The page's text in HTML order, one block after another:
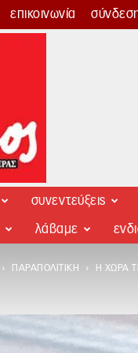
επικοινωνία
συνεντεύξεις
λάβαμε
ΠΑΡΑΠΟΛΙΤΙΚΉ Η ΧΏΡΑ